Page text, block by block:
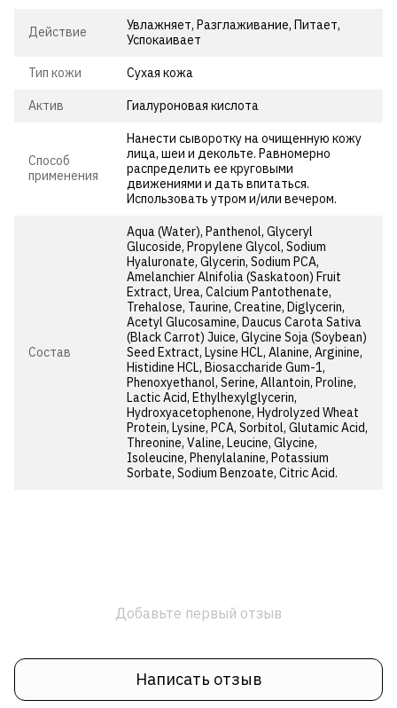
Действие
Увлажняет, Разглаживание, Питает,
Успокаивает
Тип кожи Сухая кожа
Актив Гиалуроновая кислота
Способ
применения
Нанести сыворотку на очищенную кожу
лица, шеи и декольте. Равномерно
распределить ее круговыми
движениями и дать впитаться.
Использовать утром и/или вечером.
Состав
Aqua (Water), Panthenol, Glyceryl
Glucoside, Propylene Glycol, Sodium
Hyaluronate, Glycerin, Sodium PCA,
Amelanchier Alnifolia (Saskatoon) Fruit
Extract, Urea, Calcium Pantothenate,
Trehalose, Taurine, Creatine, Diglycerin,
Acetyl Glucosamine, Daucus Carota Sativa
(Black Carrot) Juice, Glycine Soja (Soybean)
Seed Extract, Lysine HCL, Alanine, Arginine,
Histidine HCL, Biosaccharide Gum-1,
Phenoxyethanol, Serine, Allantoin, Proline,
Lactic Acid, Ethylhexylglycerin,
Hydroxyacetophenone, Hydrolyzed Wheat
Protein, Lysine, PCA, Sorbitol, Glutamic Acid,
Threonine, Valine, Leucine, Glycine,
Isoleucine, Phenylalanine, Potassium
Sorbate, Sodium Benzoate, Citric Acid.
Добавьте первый отзыв
Написать отзыв